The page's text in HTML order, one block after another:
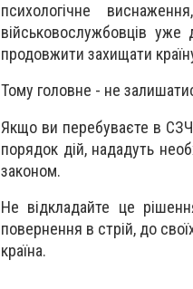
психологічне
військовослужбовців
продовжити захищати
Тому головне - не
Якщо ви перебуваєте в
порядок дій, нададуть
законом.
Не відкладайте це
повернення в стрій, до
країна.